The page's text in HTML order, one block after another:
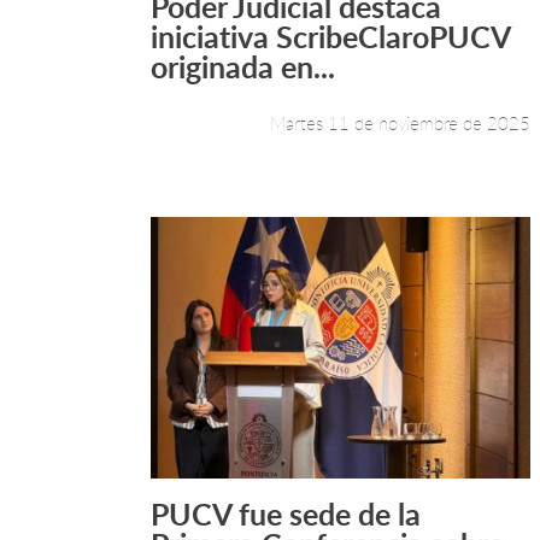
Leer más +
iniciativa ScribeClaroPUCV
originada en...
Martes 11 de noviembre de 2025
Leer más +
PUCV fue sede de la